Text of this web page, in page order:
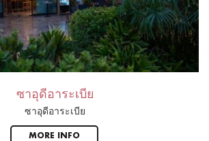
ซาอุดีอาระเบีย
ซาอุดีอาระเบีย
MORE INFO